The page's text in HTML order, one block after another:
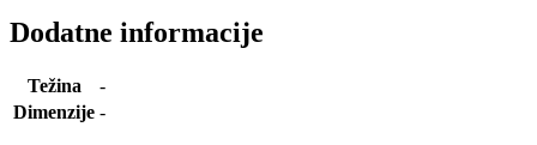
Dodatne informacije
Težina
-
Dimenzije -